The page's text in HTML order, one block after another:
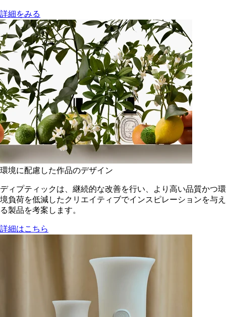
詳細をみる
環境に配慮した作品のデザイン
ディプティックは、継続的な改善を行い、より高い品質かつ環
境負荷を低減した​クリエイティブでインスピレーションを与え
る製品を考案します。
詳細はこちら